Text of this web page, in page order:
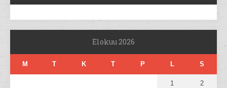
Elokuu 2026
M T K T P L S
1 2